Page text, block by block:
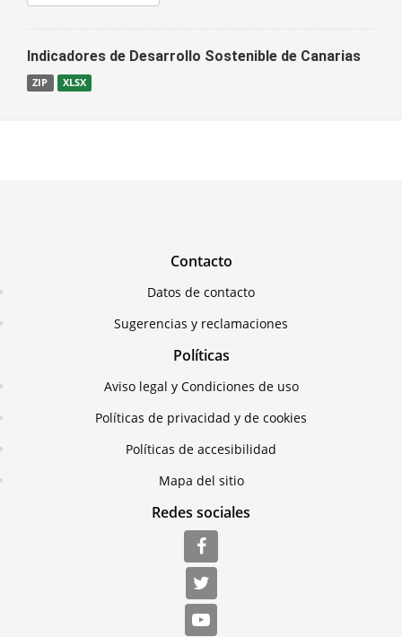
Indicadores de Desarrollo Sostenible de Canarias
ZIP XLSX
Contacto
Datos de contacto
Sugerencias y reclamaciones
Políticas
Aviso legal y Condiciones de uso
Políticas de privacidad y de cookies
Políticas de accesibilidad
Mapa del sitio
Redes sociales